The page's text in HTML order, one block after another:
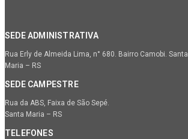
SEDE ADMINISTRATIVA
Rua Erly de Almeida Lima, n° 680. Bairro Camobi. Santa
Maria – RS
SEDE CAMPESTRE
Rua da ABS, Faixa de São Sepé.
Santa Maria – RS
TELEFONES